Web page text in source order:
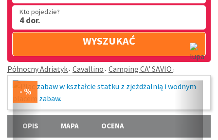
Kto pojedzie?
4 dor.
WYSZUKAĆ
Północny Adriatyk Cavallino Camping CA' SAVIO
OPIS MAPA OCENA